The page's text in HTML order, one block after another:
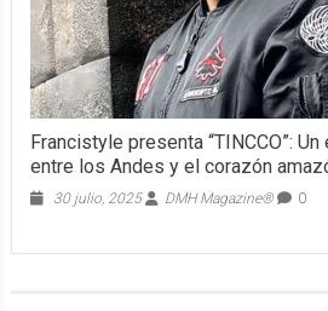
Francistyle presenta “TINCCO”:
entre los Andes y el corazón
30 julio, 2025 DMH Magazine® 0